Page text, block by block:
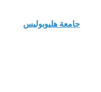
جامعة هليوبوليس